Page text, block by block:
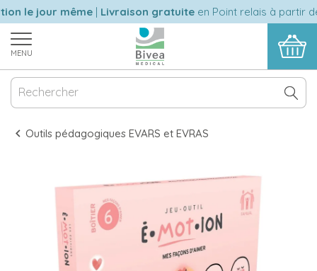
le jour même|Livraison gratuiteen Point relais à partir de
MENU
Outils pédagogiques EVARS et EVRAS